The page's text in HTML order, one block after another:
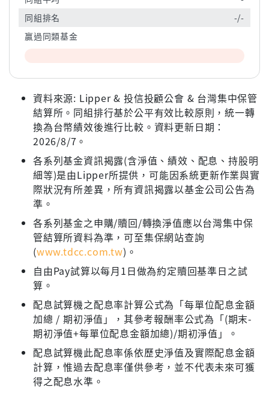
同組排名
-/-
贏過同類基金
資料來源: Lipper & 投信投顧公會 & 台灣集中保管
結算所。同組排行基於公平有效比較原則，統一轉
換為台幣績效後進行比較。資料更新日期：
2026/8/7。
各系列基金資訊揭露(含淨值、績效、配息、持股明
細等)是由Lipper所提供，可能因系統更新作業與實
際狀況有所差異，所有資訊揭露以基金公司公告為
準。
各系列基金之申購/贖回/轉換淨值應以台灣集中保
管結算所資料為準，可至集保網站查詢
(www.tdcc.com.tw)。
自由Pay試算以每月1日做為約定贖回基準日之試
算。
配息試算機之配息率計算公式為「每單位配息金額
加總 / 期初淨值」，其參考報酬率公式為「(期末-
期初淨值+每單位配息金額加總)/期初淨值」。
配息試算機此配息率係依歷史淨值及實際配息金額
計算，惟過去配息率僅供參考，並不代表未來可獲
得之配息水準。